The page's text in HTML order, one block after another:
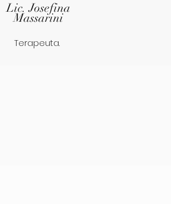
Lic. Josefina
Massarini
Terapeuta.